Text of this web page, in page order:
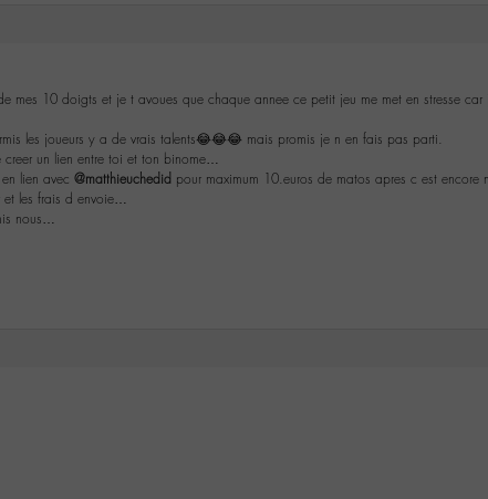
mes 10 doigts et je t avoues que chaque annee ce petit jeu me met en stresse
les joueurs y a de vrais talents😂😂😂 mais promis je n en fais pas parti.
un lien entre toi et ton binome…
lien avec @matthieuchedid pour maximum 10.euros de matos apres c est
et les frais d envoie…
nous…